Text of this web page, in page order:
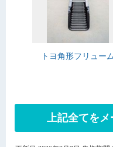
トヨ角形フリュー
上記全てを